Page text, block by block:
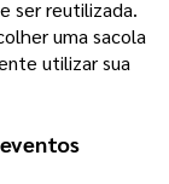
ser reutilizada.
uma sacola
utilizar sua